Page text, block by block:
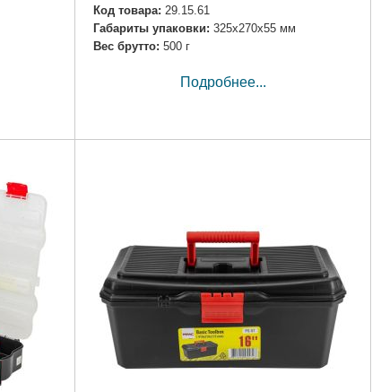
Код товара: 29.15.61
Габариты упаковки: 325x270x55 мм
Вес брутто: 500 г
Подробнее...